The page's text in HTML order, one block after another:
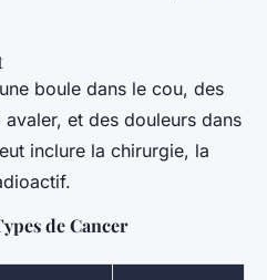
boule dans le cou, des
et des douleurs dans
inclure la chirurgie, la
de Cancer